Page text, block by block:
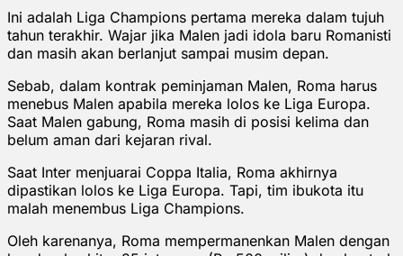
Ini adalah Liga Champions pertama mereka dalam tujuh
tahun terakhir. Wajar jika Malen jadi idola baru Romanisti
dan masih akan berlanjut sampai musim depan.
Sebab, dalam kontrak peminjaman Malen, Roma harus
menebus Malen apabila mereka lolos ke Liga Europa.
Saat Malen gabung, Roma masih di posisi kelima dan
belum aman dari kejaran rival.
Saat Inter menjuarai Coppa Italia, Roma akhirnya
dipastikan lolos ke Liga Europa. Tapi, tim ibukota itu
malah menembus Liga Champions.
Oleh karenanya, Roma mempermanenkan Malen dengan